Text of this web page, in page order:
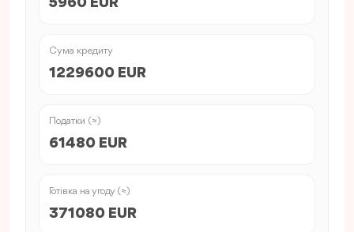
Сума кредиту
1229600 EUR
Податки (≈)
61480 EUR
Готівка на угоду (≈)
371080 EUR